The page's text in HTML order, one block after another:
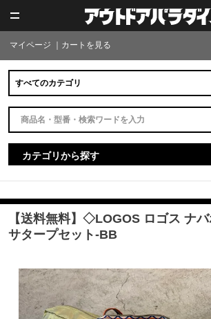
マイページ カートを見る
カテゴリから探す
【送料無料】◇LOGOS ロゴス ナ
サタープセット-BB